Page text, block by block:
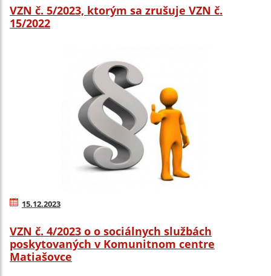
VZN č. 5/2023, ktorým sa zrušuje VZN č.
15/2022
15.12.2023
VZN č. 4/2023 o o sociálnych službách
poskytovaných v Komunitnom centre
Matiašovce